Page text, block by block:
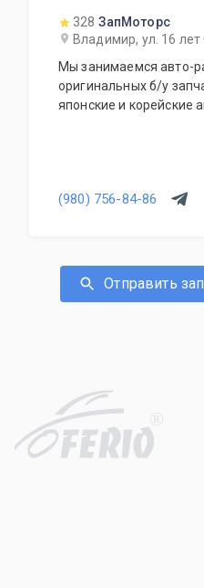
328 ЗапМоторс
Владимир, ул. 16
Мы занимаемся авто-
оригинальных б/у
японские и корейские
(980) 756-84-86
Отправить
R